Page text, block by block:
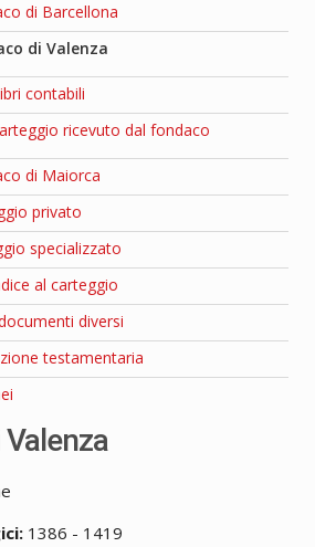
di Barcellona
di Valenza
contabili
ricevuto dal fondaco
di Maiorca
privato
specializzato
al carteggio
diversi
testamentaria
1386 - 1419